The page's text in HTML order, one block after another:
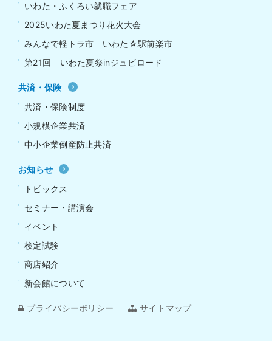
いわた・ふくろい就職フェア
2025いわた夏まつり花火大会
みんなで軽トラ市 いわた☆駅前楽市
第21回 いわた夏祭inジュビロード
共済・保険
共済・保険制度
小規模企業共済
中小企業倒産防止共済
お知らせ
トピックス
セミナー・講演会
イベント
検定試験
商店紹介
新会館について
プライバシーポリシー サイトマップ